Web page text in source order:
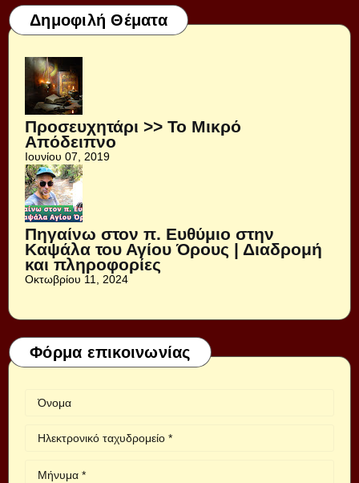
Δημοφιλή Θέματα
Προσευχητάρι >> Το Μικρό
Απόδειπνο
Ιουνίου 07, 2019
Πηγαίνω στον π. Ευθύμιο στην
Καψάλα του Αγίου Όρους | Διαδρομή
και πληροφορίες
Οκτωβρίου 11, 2024
Φόρμα επικοινωνίας